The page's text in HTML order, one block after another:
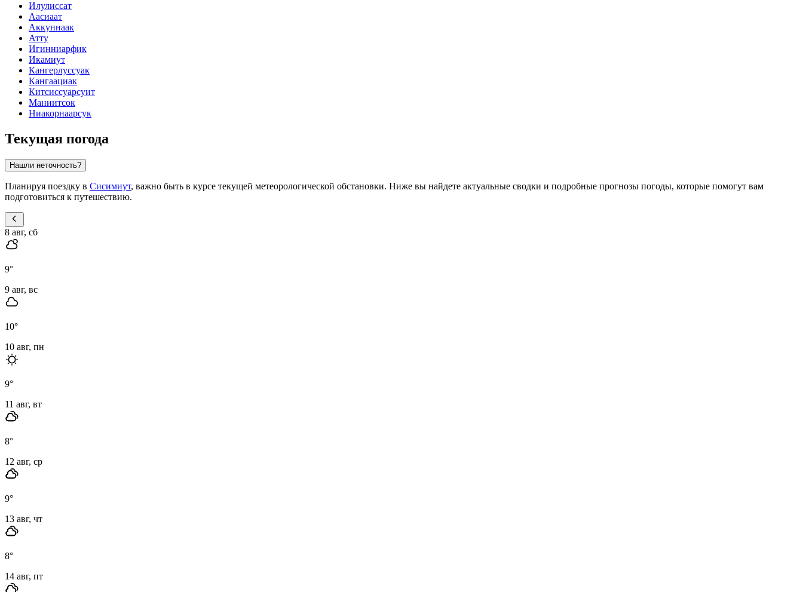
Илулиссат
Аасиаат
Аккуннаак
Атту
Игинниарфик
Икамиут
Кангерлуссуак
Кангаациак
Китсиссуарсуит
Маниитсок
Ниакорнаарсук
Текущая погода
Нашли неточность?
Планируя поездку в Сисимиут, важно быть в курсе текущей метеорологической обстановки. Ниже вы найдете актуальные сводки и подробные прогнозы погоды, которые помогут вам
подготовиться к путешествию.
8 авг, сб
9°
9 авг, вс
10°
10 авг, пн
9°
11 авг, вт
8°
12 авг, ср
9°
13 авг, чт
8°
14 авг, пт